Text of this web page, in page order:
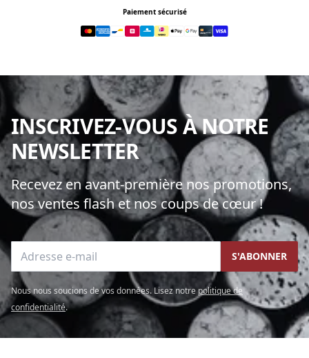
Paiement sécurisé
INSCRIVEZ-VOUS À NOTRE
NEWSLETTER
Recevez en avant-première nos promotions,
nos ventes flash et nos coups de cœur !
Adresse e-mail S'ABONNER
Nous nous soucions de vos données. Lisez notre politique de
confidentialité.